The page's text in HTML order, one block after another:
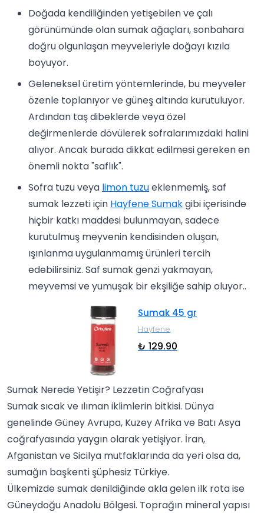
Doğada kendiliğinden yetişebilen ve çalı
görünümünde olan sumak ağaçları, sonbahara
doğru olgunlaşan meyveleriyle doğayı kızıla
boyuyor.
Geleneksel üretim yöntemlerinde, bu meyveler
özenle toplanıyor ve güneş altında kurutuluyor.
Ardından taş dibeklerde veya özel
değirmenlerde dövülerek sofralarımızdaki halini
alıyor. Ancak burada dikkat edilmesi gereken en
önemli nokta "saflık".
Sofra tuzu veya limon tuzueklenmemiş, saf
sumak lezzeti için Hayfene Sumakgibi içerisinde
hiçbir katkı maddesi bulunmayan, sadece
kurutulmuş meyvenin kendisinden oluşan,
ışınlanma uygulanmamış ürünleri tercih
edebilirsiniz. Saf sumak genzi yakmayan,
meyvemsi ve yumuşak bir ekşiliğe sahip oluyor..
Sumak 45 gr
Hayfene
₺ 129.90
Sumak Nerede Yetişir? Lezzetin Coğrafyası
Sumak sıcak ve ılıman iklimlerin bitkisi. Dünya
genelinde Güney Avrupa, Kuzey Afrika ve Batı Asya
coğrafyasında yaygın olarak yetişiyor. İran,
Afganistan ve Sicilya mutfaklarında da yeri olsa da,
sumağın başkenti şüphesiz Türkiye.
Ülkemizde sumak denildiğinde akla gelen ilk rota ise
Güneydoğu Anadolu Bölgesi. Toprağın mineral yapısı